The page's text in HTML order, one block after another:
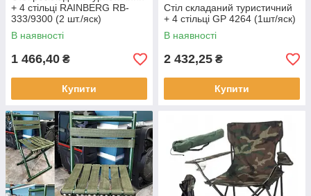
+ 4 стільці RAINBERG RB-
333/9300 (2 шт./яск)
В наявності
1 466,40 ₴
Купити
Стіл складаний туристичний
+ 4 стільці GP 4264 (1шт/яск)
В наявності
2 432,25 ₴
Купити